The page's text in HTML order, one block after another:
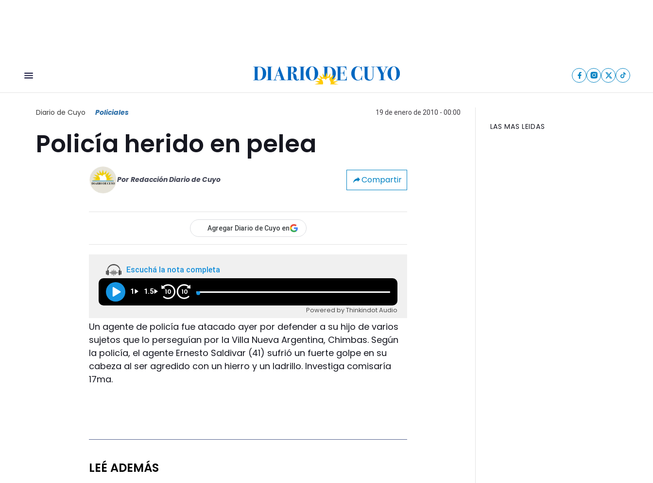
Diario de Cuyo Policiales 19 de enero de 2010 - 00:00
Policía herido en pelea
Por Redacción Diario de Cuyo Compartir
Agregar Diario de Cuyo en
Escuchá la nota completa
1 1.5 10 10
Powered by Thinkindot Audio
Un agente de policía fue atacado ayer por defender a su hijo de varios
sujetos que lo perseguían por la Villa Nueva Argentina, Chimbas. Según
la policía, el agente Ernesto Saldivar (41) sufrió un fuerte golpe en su
cabeza al ser agredido con un hierro y un ladrillo. Investiga comisaría
17ma.
LEÉ ADEMÁS
LAS MAS LEIDAS